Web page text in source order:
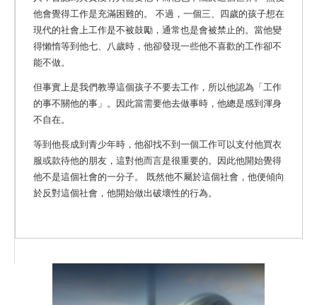
他會覺得工作是充滿困難的。 不過，一個三、四歲的孩子想在
現代的社會上工作是不被鼓勵，通常也是會被禁止的。當他變
得懶惰等到他七、八歲時，他卻發現一些他不喜歡的工作卻不
能不做。
但事實上是我們教導這個孩子不要去工作，所以他認為「工作
的事不關他的事」。因此當需要他去做事時，他總是感到渾身
不自在。
等到他長成到青少年時，他卻找不到一個工作可以支付他買衣
服或款待他的朋友，這對他而言是很重要的。因此他開始覺得
他不是這個社會的一分子。 既然他不屬於這個社會，他便傾向
於反對這個社會，他開始做出破壞性的行為。